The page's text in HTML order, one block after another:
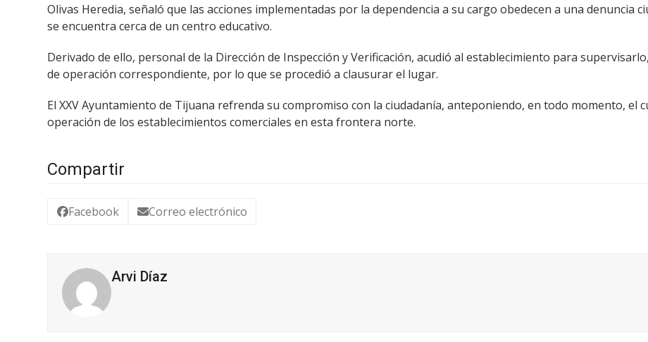
Olivas Heredia, señaló que las acciones implementadas por la dependencia a su cargo obedecen a una denuncia
se encuentra cerca de un centro educativo.
Derivado de ello, personal de la Dirección de Inspección y Verificación, acudió al establecimiento para
de operación correspondiente, por lo que se procedió a clausurar el lugar.
El XXV Ayuntamiento de Tijuana refrenda su compromiso con la ciudadanía, anteponiendo, en todo momento, el
operación de los establecimientos comerciales en esta frontera norte.
Compartir
Facebook Correo electrónico
Arvi Díaz